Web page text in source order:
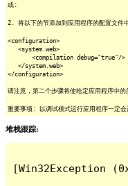
或:
2. 将以下的节添加到应用程序的配置文件
<configuration>
<system.web>
<compilation debug="true"/>
</system.web>
</configuration>
请注意，第二个步骤将使给定应用程序中
重要事项: 以调试模式运行应用程序一定会
堆栈跟踪:
[Win32Exception